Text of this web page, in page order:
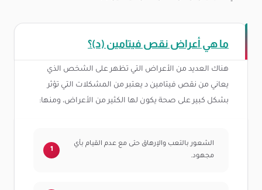
ما هي أعراض نقص فيتامين (د)؟
هناك العديد من الأعراض التي تظهر على الشخص الذي
يعاني من نقص فيتامين د يعتبر من المشكلات التي تؤثر
بشكل كبير على صحة يكون لها الكثير من الأعراض، ومنها:
الشعور بالتعب والإرهاق حتى مع عدم القيام بأي
مجهود.